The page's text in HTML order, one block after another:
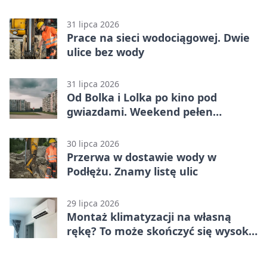
punktów w Betclic 1. lidze
31 lipca 2026
Prace na sieci wodociągowej. Dwie
ulice bez wody
31 lipca 2026
Od Bolka i Lolka po kino pod
gwiazdami. Weekend pełen
30 lipca 2026
Przerwa w dostawie wody w
Podłężu. Znamy listę ulic
29 lipca 2026
Montaż klimatyzacji na własną
rękę? To może skończyć się wysoką